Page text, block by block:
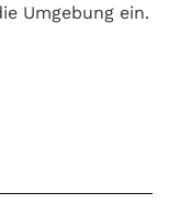
Umgebung ein.